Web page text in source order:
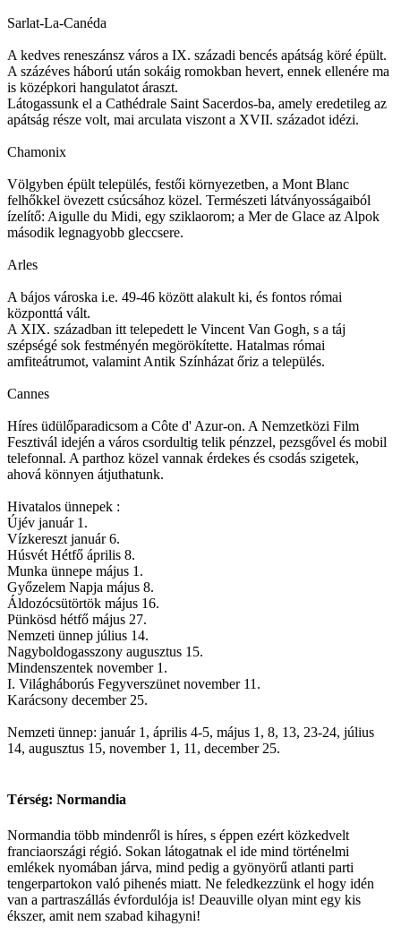
Sarlat-La-Canéda
A kedves reneszánsz város a IX. századi bencés apátság köré épült.
A százéves háború után sokáig romokban hevert, ennek ellenére ma
is középkori hangulatot áraszt.
Látogassunk el a Cathédrale Saint Sacerdos-ba, amely eredetileg az
apátság része volt, mai arculata viszont a XVII. századot idézi.
Chamonix
Völgyben épült település, festői környezetben, a Mont Blanc
felhőkkel övezett csúcsához közel. Természeti látványosságaiból
ízelítő: Aigulle du Midi, egy sziklaorom; a Mer de Glace az Alpok
második legnagyobb gleccsere.
Arles
A bájos városka i.e. 49-46 között alakult ki, és fontos római
központtá vált.
A XIX. században itt telepedett le Vincent Van Gogh, s a táj
szépségé sok festményén megörökítette. Hatalmas római
amfiteátrumot, valamint Antik Színházat őriz a település.
Cannes
Híres üdülőparadicsom a Côte d' Azur-on. A Nemzetközi Film
Fesztivál idején a város csordultig telik pénzzel, pezsgővel és mobil
telefonnal. A parthoz közel vannak érdekes és csodás szigetek,
ahová könnyen átjuthatunk.
Hivatalos ünnepek :
Újév január 1.
Vízkereszt január 6.
Húsvét Hétfő április 8.
Munka ünnepe május 1.
Győzelem Napja május 8.
Áldozócsütörtök május 16.
Pünkösd hétfő május 27.
Nemzeti ünnep július 14.
Nagyboldogasszony augusztus 15.
Mindenszentek november 1.
I. Világháborús Fegyverszünet november 11.
Karácsony december 25.
Nemzeti ünnep: január 1, április 4-5, május 1, 8, 13, 23-24, július
14, augusztus 15, november 1, 11, december 25.
Térség: Normandia
Normandia több mindenről is híres, s éppen ezért közkedvelt
franciaországi régió. Sokan látogatnak el ide mind történelmi
emlékek nyomában járva, mind pedig a gyönyörű atlanti parti
tengerpartokon való pihenés miatt. Ne feledkezzünk el hogy idén
van a partraszállás évfordulója is! Deauville olyan mint egy kis
ékszer, amit nem szabad kihagyni!